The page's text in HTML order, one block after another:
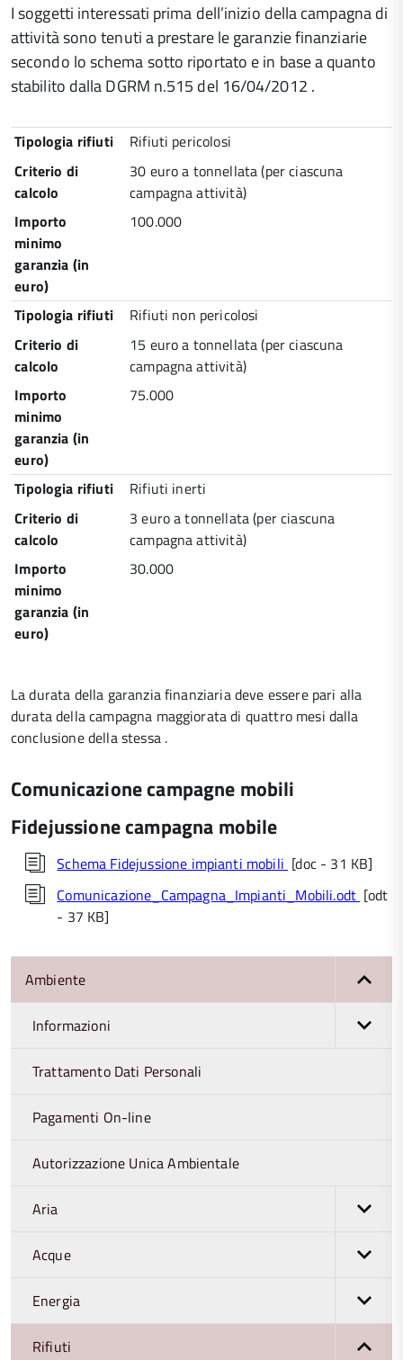
I soggetti interessati prima dell’inizio della campagna di
attività sono tenuti a prestare le garanzie finanziarie
secondo lo schema sotto riportato e in base a quanto
stabilito dalla DGRM n.515 del 16/04/2012 .
Tipologia rifiuti
Rifiuti pericolosi
Criterio di
calcolo
30 euro a tonnellata (per ciascuna
campagna attività)
Importo
minimo
garanzia (in
euro)
100.000
Tipologia rifiuti
Rifiuti non pericolosi
Criterio di
calcolo
15 euro a tonnellata (per ciascuna
campagna attività)
Importo
minimo
garanzia (in
euro)
75.000
Tipologia rifiuti
Rifiuti inerti
Criterio di
calcolo
3 euro a tonnellata (per ciascuna
campagna attività)
Importo
minimo
garanzia (in
euro)
30.000
La durata della garanzia finanziaria deve essere pari alla
durata della campagna maggiorata di quattro mesi dalla
conclusione della stessa .
Comunicazione campagne mobili
Fidejussione campagna mobile
Schema Fidejussione impianti mobili [doc - 31 KB]
Comunicazione_Campagna_Impianti_Mobili.odt [odt
- 37 KB]
Ambiente
Informazioni
Trattamento Dati Personali
Pagamenti On-line
Autorizzazione Unica Ambientale
Aria
Acque
Energia
Rifiuti